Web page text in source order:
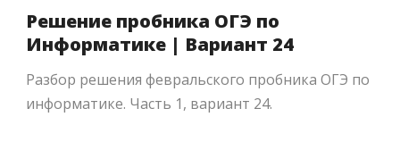
Решение пробника ОГЭ по
Информатике | Вариант 24
Разбор решения февральского пробника ОГЭ по
информатике. Часть 1, вариант 24.